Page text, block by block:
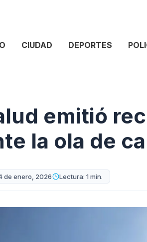
CIUDAD DEPORTES
emitió
la ola de
de enero, 2026 Lectura: 1 min.